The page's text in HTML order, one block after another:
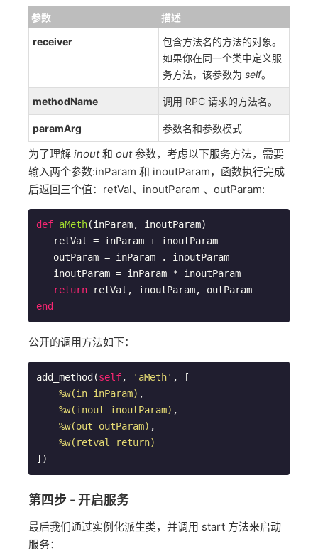
参数
描述
receiver
包含方法名的方法的对象。
如果你在同一个类中定义服
务方法，该参数为 self。
methodName 调用 RPC 请求的方法名。
paramArg 参数名和参数模式
为了理解 inout和 out参数，考虑以下服务方法，需要
输入两个参数:inParam 和 inoutParam，函数执行完成
后返回三个值：retVal、inoutParam 、outParam:
def aMeth(inParam, inoutParam)
return
end
公开的调用方法如下：
add_method(self, 'aMeth' , [
%w(in inParam) ,
%w(inout inoutParam) ,
%w(out outParam) ,
%w(retval return)
第四步 - 开启服务
最后我们通过实例化派生类，并调用 start 方法来启动
服务：